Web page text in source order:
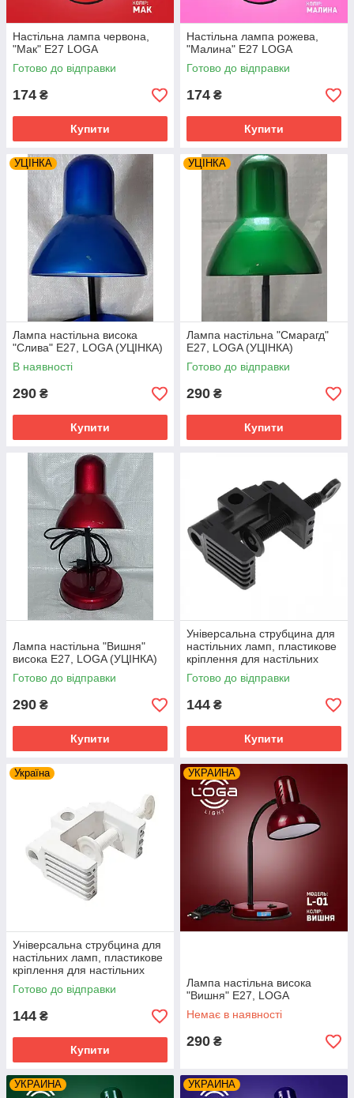
Настільна лампа червона,
"Мак" Е27 LOGA
Готово до відправки
174 ₴
Купити
Настільна лампа рожева,
"Малина" Е27 LOGA
Готово до відправки
174 ₴
Купити
УЦІНКА
Лампа настільна висока
"Слива" Е27, LOGA (УЦІНКА)
В наявності
290 ₴
Купити
УЦІНКА
Лампа настільна "Смарагд"
Е27, LOGA (УЦІНКА)
Готово до відправки
290 ₴
Купити
Лампа настільна "Вишня"
висока Е27, LOGA (УЦІНКА)
Готово до відправки
290 ₴
Купити
Універсальна струбцина для
настільних ламп, пластикове
кріплення для настільних
ламп і світильників
Готово до відправки
144 ₴
Купити
Україна
Універсальна струбцина для
настільних ламп, пластикове
кріплення для настільних
ламп і світильників біле
Готово до відправки
144 ₴
Купити
УКРАИНА
Лампа настільна висока
"Вишня" Е27, LOGA
Немає в наявності
290 ₴
УКРАИНА УКРАИНА